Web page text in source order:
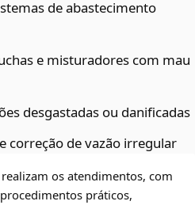
de abastecimento
e misturadores com mau
desgastadas ou danificadas
correção de vazão irregular
os atendimentos, com
práticos,